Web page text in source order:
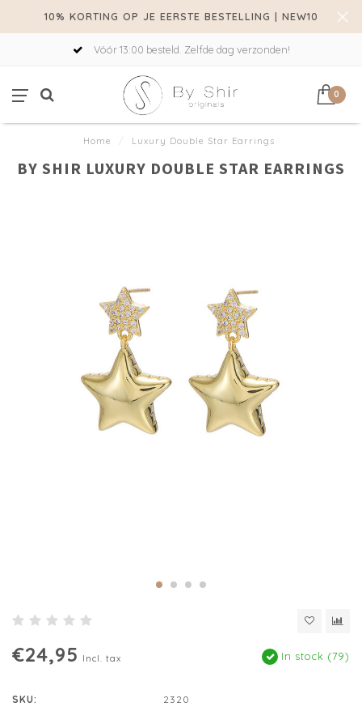
10% KORTING OP JE EERSTE BESTELLING | NEW10
Vóór 13:00 besteld. Zelfde dag verzonden!
0
Home / Luxury Double Star Earrings
BY SHIR LUXURY DOUBLE STAR EARRINGS
€24,95 Incl. tax In stock (79)
SKU: 2320